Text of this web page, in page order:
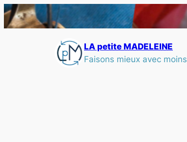
LA petite MADELEINE
Faisons mieux avec moins